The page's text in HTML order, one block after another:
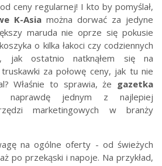
ceny regularnej! I kto by pomyślał,
K-Asia można dorwać za jedyne
maruda nie oprze się pokusie
o kilka łakoci czy codziennych
jak ostatnio natknąłem się na
za połowę ceny, jak tu nie
Właśnie to sprawia, że gazetka
jednym z najlepiej
marketingowych w branży
na ogólne oferty - od świeżych
po przekąski i napoje. Na przykład,